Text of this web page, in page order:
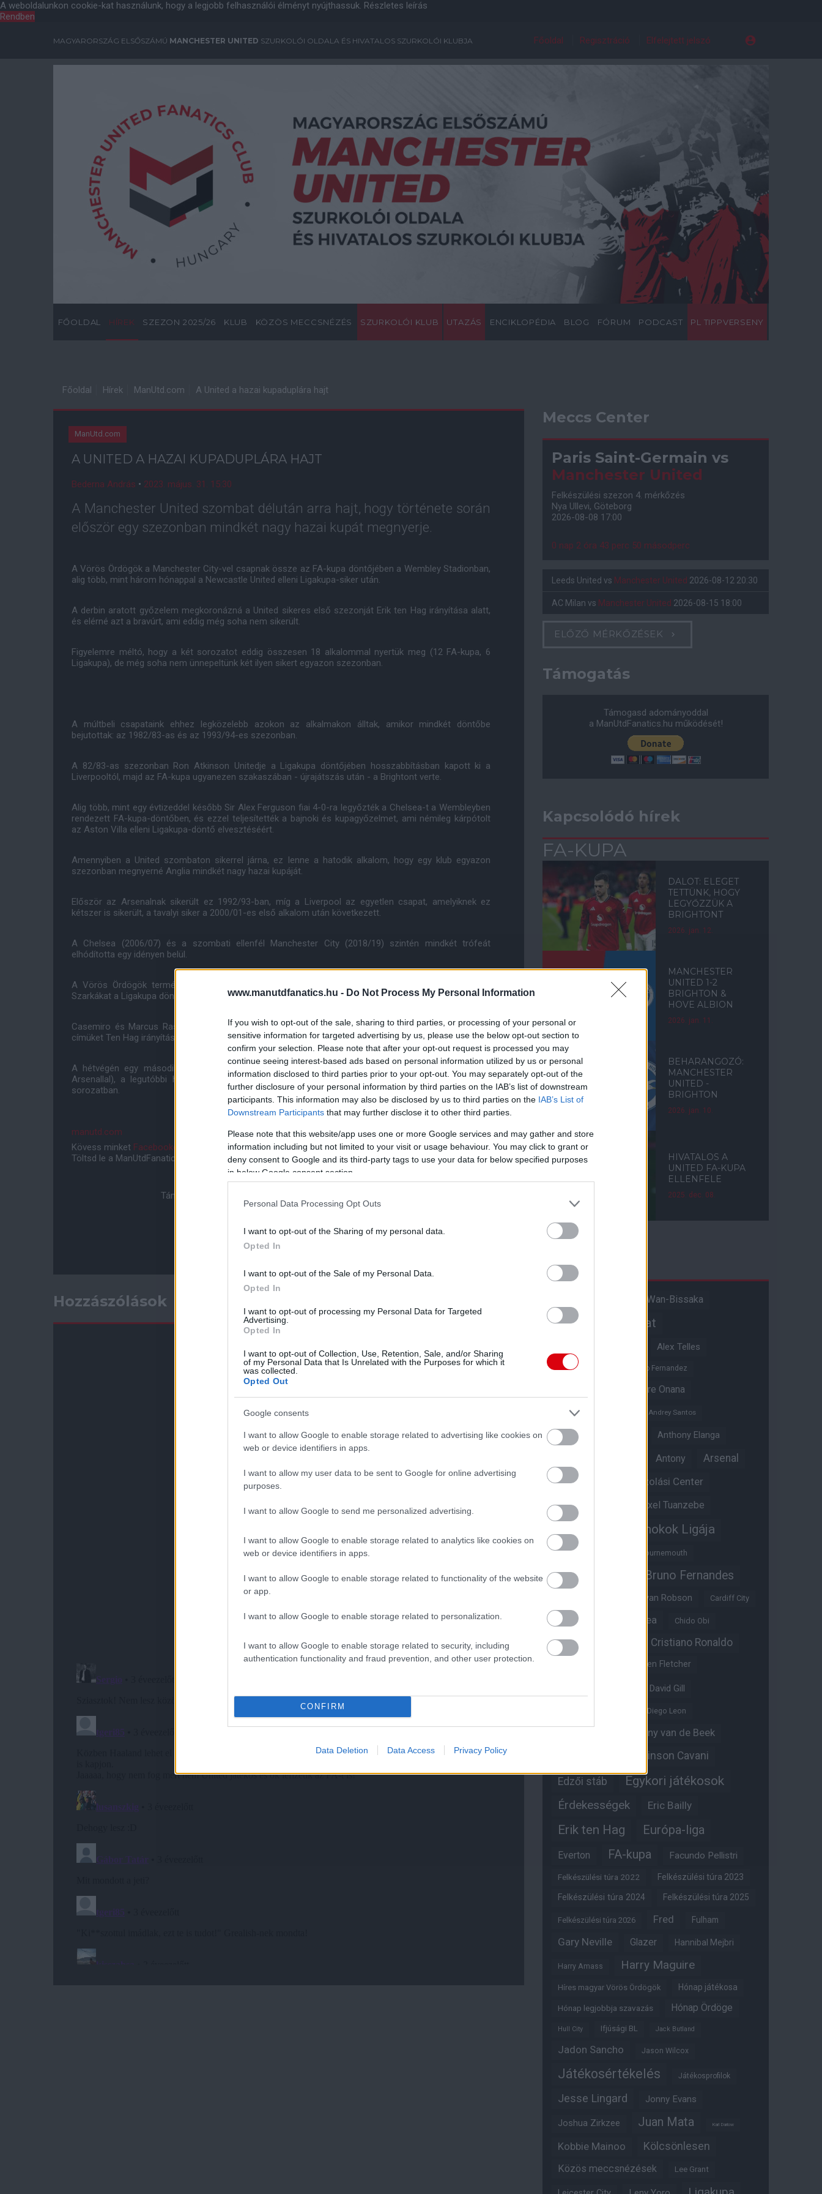
A weboldalunkon cookie-kat használunk, hogy a legjobb felhasználói élményt nyújthassuk. Részletes leírás
Rendben
www.manutdfanatics.hu - Do Not Process My Personal Information
If you wish to opt-out of the sale, sharing to third parties, or processing of your personal or
sensitive information for targeted advertising by us, please use the below opt-out section to
confirm your selection. Please note that after your opt-out request is processed you may
continue seeing interest-based ads based on personal information utilized by us or personal
information disclosed to third parties prior to your opt-out. You may separately opt-out of the
further disclosure of your personal information by third parties on the IAB’s list of downstream
participants. This information may also be disclosed by us to third parties on the IAB’s List of
Downstream Participants that may further disclose it to other third parties.
Please note that this website/app uses one or more Google services and may gather and store
information including but not limited to your visit or usage behaviour. You may click to grant or
deny consent to Google and its third-party tags to use your data for below specified purposes
in below Google consent section.
Personal Data Processing Opt Outs
I want to opt-out of the Sharing of my personal data.
Opted In
I want to opt-out of the Sale of my Personal Data.
Opted In
I want to opt-out of processing my Personal Data for Targeted
Advertising.
Opted In
I want to opt-out of Collection, Use, Retention, Sale, and/or Sharing
of my Personal Data that Is Unrelated with the Purposes for which it
was collected.
Opted Out
Google consents
I want to allow Google to enable storage related to advertising like cookies on
web or device identifiers in apps.
I want to allow my user data to be sent to Google for online advertising
purposes.
I want to allow Google to send me personalized advertising.
I want to allow Google to enable storage related to analytics like cookies on
web or device identifiers in apps.
I want to allow Google to enable storage related to functionality of the website
or app.
I want to allow Google to enable storage related to personalization.
I want to allow Google to enable storage related to security, including
authentication functionality and fraud prevention, and other user protection.
CONFIRM
Data Deletion Data Access Privacy Policy
MAGYARORSZÁG ELSŐSZÁMÚ MANCHESTER UNITED SZURKOLÓI OLDALA ÉS HIVATALOS SZURKOLÓI KLUBJA Főoldal Regisztráció Elfelejtett jelszó
FŐOLDAL HÍREK SZEZON 2025/26 KLUB KÖZÖS MECCSNÉZÉS SZURKOLÓI KLUB UTAZÁS ENCIKLOPÉDIA BLOG FÓRUM PODCAST PL TIPPVERSENY
Főoldal Hírek ManUtd.com A United a hazai kupaduplára hajt
ManUtd.com
A UNITED A HAZAI KUPADUPLÁRA HAJT
Bederna András • 2023. május. 31. 15:30
A Manchester United szombat délután arra hajt, hogy története során
először egy szezonban mindkét nagy hazai kupát megnyerje.
A Vörös Ördögök a Manchester City-vel csapnak össze az FA-kupa döntőjében a Wembley Stadionban,
alig több, mint három hónappal a Newcastle United elleni Ligakupa-siker után.
A derbin aratott győzelem megkoronázná a United sikeres első szezonját Erik ten Hag irányítása alatt,
és elérné azt a bravúrt, ami eddig még soha nem sikerült.
Figyelemre méltó, hogy a két sorozatot eddig összesen 18 alkalommal nyertük meg (12 FA-kupa, 6
Ligakupa), de még soha nem ünnepeltünk két ilyen sikert egyazon szezonban.
A múltbeli csapataink ehhez legközelebb azokon az alkalmakon álltak, amikor mindkét döntőbe
bejutottak: az 1982/83-as és az 1993/94-es szezonban.
A 82/83-as szezonban Ron Atkinson Unitedje a Ligakupa döntőjében hosszabbításban kapott ki a
Liverpooltól, majd az FA-kupa ugyanezen szakaszában - újrajátszás után - a Brightont verte.
Alig több, mint egy évtizeddel később Sir Alex Ferguson fiai 4-0-ra legyőzték a Chelsea-t a Wembleyben
rendezett FA-kupa-döntőben, és ezzel teljesítették a bajnoki és kupagyőzelmet, ami némileg kárpótolt
az Aston Villa elleni Ligakupa-döntő elvesztéséért.
Amennyiben a United szombaton sikerrel járna, ez lenne a hatodik alkalom, hogy egy klub egyazon
szezonban megnyerné Anglia mindkét nagy hazai kupáját.
Először az Arsenalnak sikerült ez 1992/93-ban, míg a Liverpool az egyetlen csapat, amelyiknek ez
kétszer is sikerült, a tavalyi siker a 2000/01-es első alkalom után következett.
A Chelsea (2006/07) és a szombati ellenfél Manchester City (2018/19) szintén mindkét trófeát
elhódította egy idényen belül.
A Vörös Ördögök természetesen a munka felét elvégezték, miután februárban 2-0-ra legyőzték a
Szarkákat a Ligakupa döntőjében.
Casemiro és Marcus Rashford első félidei góljai elegendőek voltak ahhoz, hogy megszerezzék első
címüket Ten Hag irányítása alatt.
A hétvégén egy második is jöhet, amikor a 21. FA-kupa-döntőnket játsszuk (ez közös rekord az
Arsenallal), a legutóbbi hét manchesteri derbin pedig a hatodik győzelmünkre törekszünk ebben a
sorozatban.
manutd.com
Kövess minket Facebookon InstagramonésYouTube-on is!
Töltsd le a ManUtdFanatics.hu mobil applikációtAndroidraésiOS-re!
Támogasd adományoddal a ManUtdFanatics.hu működését!
Hozzászólások
Meccs Center
Paris Saint-Germain vs
Manchester United
Felkészülési szezon 4. mérkőzés
Nya Ullevi, Göteborg
2026-08-08 17:00
0 nap 2 óra 43 perc 49 másodperc
Leeds United vs Manchester United 2026-08-12 20:30
AC Milan vs Manchester United 2026-08-15 18:00
ELŐZŐ MÉRKŐZÉSEK
Támogatás
Támogasd adományoddal
a ManUtdFanatics.hu működését!
Kapcsolódó hírek
FA-KUPA
DALOT: ELEGET
TETTÜNK, HOGY
LEGYŐZZÜK A
BRIGHTONT
2026. jan. 12.
MANCHESTER
UNITED 1-2
BRIGHTON &
HOVE ALBION
2026. jan. 11.
BEHARANGOZÓ:
MANCHESTER
UNITED -
BRIGHTON
2026. jan. 10.
HIVATALOS A
UNITED FA-KUPA
ELLENFELE
2025. dec. 08.
Aaron Wan-Bissaka
Akadémiai csapat
Alex Telles
Altay Bayindir Alvaro Fernandez
Andre Onana
Andreas Pereira
Andrey Santos
Angol válogatott Anthony Elanga
Antony Arsenal
Aston Villa Átigazolási Center
Átigazolások Axel Tuanzebe
Bajnokok Ligája
Benjamin Sesko Bournemouth
Brandon Williams Bruno Fernandes
Bryan Robson Cardiff City
Casemiro Chelsea Chido Obi
Christian Eriksen Cristiano Ronaldo
Darren Fletcher
David Gill
Diego Leon
Donny van de Beek
Edinson Cavani
Edzői stáb Egykori játékosok
Érdekességek Eric Bailly
Erik ten Hag Európa-liga
Everton FA-kupa Facundo Pellistri
Felkészülési túra 2022 Felkészülési túra 2023
Felkészülési túra 2024 Felkészülési túra 2025
Felkészülési túra 2026 Fred Fulham
Gary Neville Glazer Hannibal Mejbri
Harry Amass Harry Maguire
Híres magyar Vörös Ördögök Hónap játékosa
Hónap legjobbja szavazás Hónap Ördöge
Hull City Ifjúsági BL Jack Butland
Jadon Sancho Jason Wilcox
Játékosértékelés Játékosprofilok
Jesse Lingard Jonny Evans
Joshua Zirkzee Juan Mata Karl Darlow
Kobbie Mainoo Kölcsönlesen
Közös meccsnézések Lee Grant